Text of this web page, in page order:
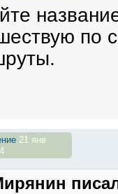
по
21 янв